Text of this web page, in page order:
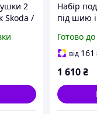
2
Skoda /
Набір
під шию
спинку
Готово
від 161
1 610₴